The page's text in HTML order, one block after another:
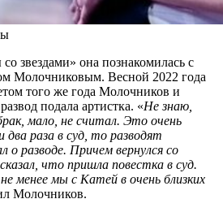
звездами» она познакомилась с
Молочниковым. Весной 2022 года
того же года Молочников и
подала артистка. «Не знаю,
мало, не считал. Это очень
два раза в суд, то разводят
о разводе. Причем вернулся со
что пришла повестка в суд.
менее мы с Катей в очень близких
Молочников.